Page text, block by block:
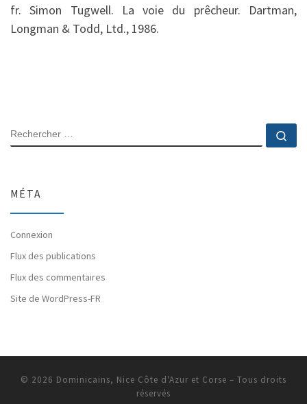
fr. Simon Tugwell. La voie du prêcheur. Dartman,
Longman & Todd, Ltd., 1986.
RECHERCHER
MÉTA
Connexion
Flux des publications
Flux des commentaires
Site de WordPress-FR
© 2026 Dominicains, Nice Côte d'Azur et Corse – Tous droits
réservés